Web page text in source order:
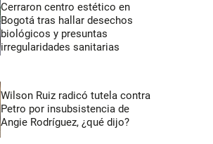
Cerraron centro estético en
Bogotá tras hallar desechos
biológicos y presuntas
irregularidades sanitarias
Wilson Ruiz radicó tutela contra
Petro por insubsistencia de
Angie Rodríguez, ¿qué dijo?